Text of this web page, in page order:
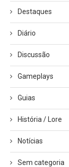
Destaques
Diário
Discussão
Gameplays
Guias
História / Lore
Notícias
Sem categoria